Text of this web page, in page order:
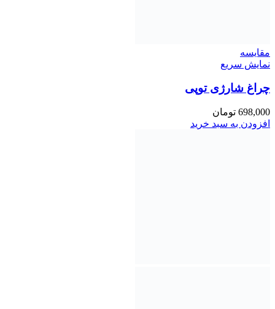
مقايسه
نمایش سریع
چراغ شارژی توپی
698,000 تومان
افزودن به سبد خرید